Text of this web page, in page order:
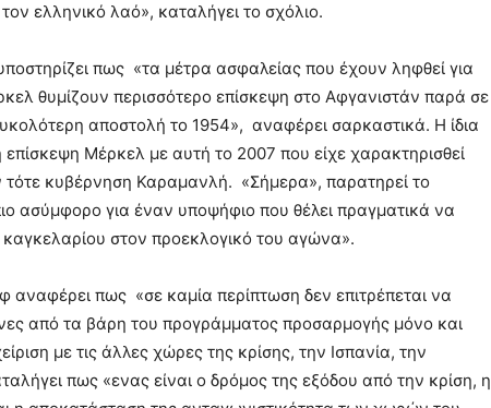
ελληνικό λαό», καταλήγει το σχόλιο.
πως «τα μέτρα ασφαλείας που έχουν ληφθεί για
θυμίζουν περισσότερο επίσκεψη στο Αφγανιστάν παρά σε
αποστολή το 1954», αναφέρει σαρκαστικά. Η ίδια
επίσκεψη Μέρκελ με αυτή το 2007 που είχε χαρακτηρισθεί
τότε κυβέρνηση Καραμανλή. «Σήμερα», παρατηρεί το
ασύμφορο για έναν υποψήφιο που θέλει πραγματικά να
στον προεκλογικό του αγώνα».
αναφέρει πως «σε καμία περίπτωση δεν επιτρέπεται να
από τα βάρη του προγράμματος προσαρμογής μόνο και
με τις άλλες χώρες της κρίσης, την Ισπανία, την
πως «ενας είναι ο δρόμος της εξόδου από την κρίση, η